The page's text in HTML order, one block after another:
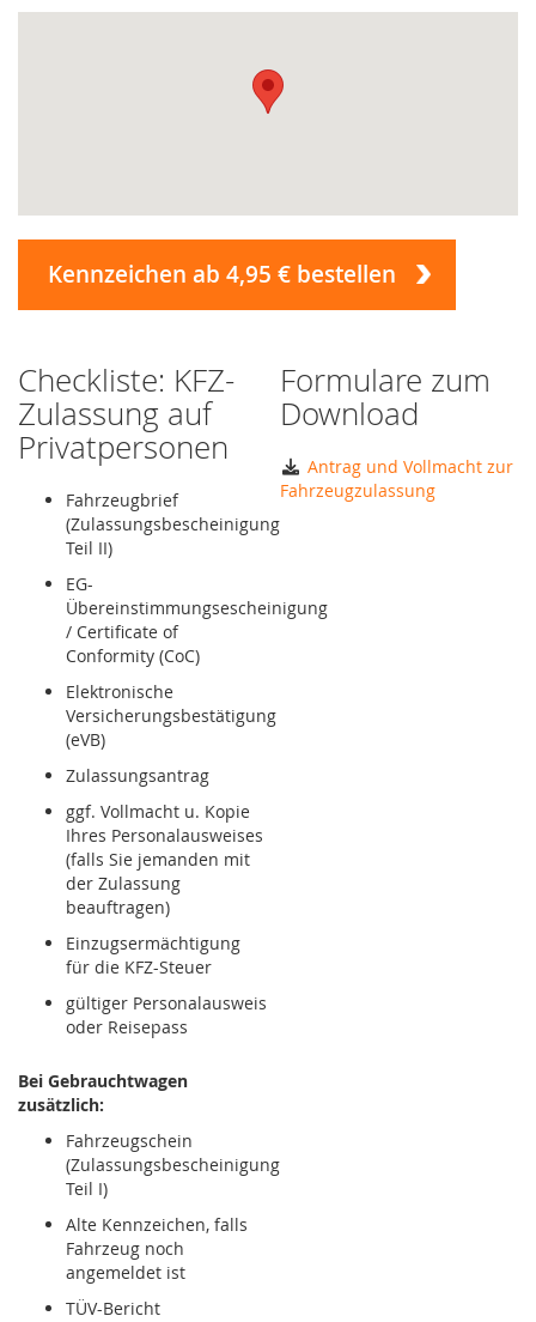
Kennzeichen ab 4,95 € bestellen
Checkliste: KFZ-
Zulassung auf
Privatpersonen
Fahrzeugbrief
(Zulassungsbescheinigung
Teil II)
EG-
Übereinstimmungsescheinigung
/ Certificate of
Conformity (CoC)
Elektronische
Versicherungsbestätigung
(eVB)
Zulassungsantrag
ggf. Vollmacht u. Kopie
Ihres Personalausweises
(falls Sie jemanden mit
der Zulassung
beauftragen)
Einzugsermächtigung
für die KFZ-Steuer
gültiger Personalausweis
oder Reisepass
Bei Gebrauchtwagen
zusätzlich:
Fahrzeugschein
(Zulassungsbescheinigung
Teil I)
Alte Kennzeichen, falls
Fahrzeug noch
angemeldet ist
TÜV-Bericht
Formulare zum
Download
Antrag und Vollmacht zur
Fahrzeugzulassung